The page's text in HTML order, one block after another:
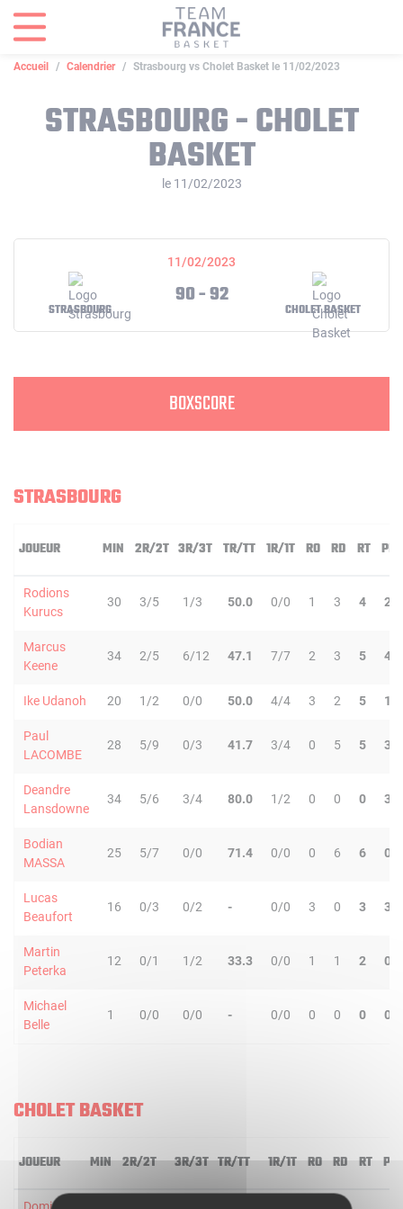
Accueil Calendrier Strasbourg vs Cholet Basket le 11/02/2023
STRASBOURG - CHOLET
BASKET
le 11/02/2023
11/02/2023
STRASBOURG
90 - 92
CHOLET BASKET
BOXSCORE
STRASBOURG
JOUEUR MIN 2R/2T 3R/3T TR/TT 1R/1T RO RD RT PD
Rodions
Kurucs
30 3/5 1/3 50.0 0/0 1 3 4 2
Marcus
Keene
34 2/5 6/12 47.1 7/7 2 3 5 4
Ike Udanoh 20 1/2 0/0 50.0 4/4 3 2 5 1
Paul
LACOMBE
28 5/9 0/3 41.7 3/4 0 5 5 3
Deandre
Lansdowne
34 5/6 3/4 80.0 1/2 0 0 0 3
Bodian
MASSA
25 5/7 0/0 71.4 0/0 0 6 6 0
Lucas
Beaufort
16 0/3 0/2 - 0/0 3 0 3 3
Martin
Peterka
12 0/1 1/2 33.3 0/0 1 1 2 0
Michael
Belle
1 0/0 0/0 - 0/0 0 0 0 0
CHOLET BASKET
JOUEUR MIN 2R/2T 3R/3T TR/TT 1R/1T RO RD RT PD
Panneau de gestion des cookies